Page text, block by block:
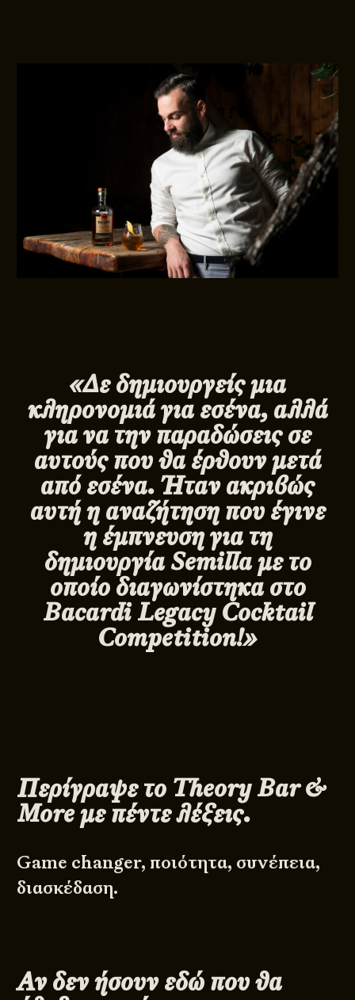
«Δε δημιουργείς μια
κληρονομιά για εσένα, αλλά
για να την παραδώσεις σε
αυτούς που θα έρθουν μετά
από εσένα. Ήταν ακριβώς
αυτή η αναζήτηση που έγινε
η έμπνευση για τη
δημιουργίαSemillaμε το
οποίο διαγωνίστηκα στο
Bacardi Legacy Cocktail
Competition!»
Περίγραψε το TheoryBar&
Moreμε πέντε λέξεις.
Game changer, ποιότητα, συνέπεια,
διασκέδαση.
Αν δεν ήσουν εδώ που θα